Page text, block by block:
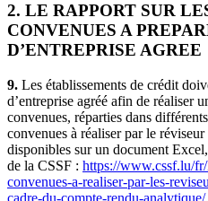
2. LE RAPPORT SUR
CONVENUES A
D’ENTREPRISE AGREE
9. Les établissements de crédit
d’entreprise agréé afin de réaliser
convenues, réparties dans
convenues à réaliser par le réviseur
disponibles sur un document
de la CSSF : https://www.cssf.lu/
convenues-a-realiser-par-les-
cadre-du-compte-rendu-analytique/.